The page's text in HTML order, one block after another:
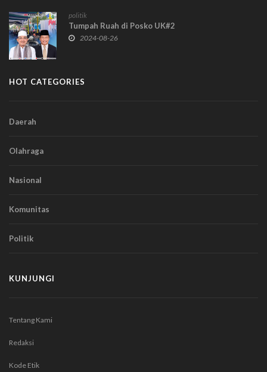
politik
Tumpah Ruah di Posko UK#2
2024-08-26
HOT CATEGORIES
Daerah
Olahraga
Nasional
Komunitas
Politik
KUNJUNGI
Tentang Kami
Redaksi
Kode Etik